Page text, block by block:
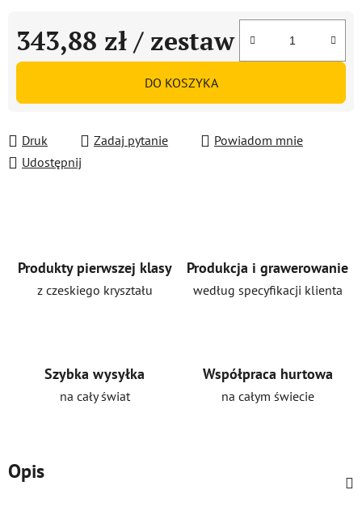
343,88 zł / zestaw
Cena jednostkowa:
DO KOSZYKA
Druk Zadaj pytanie
Powiadom mnie
Udostępnij
Produkty pierwszej klasy
z czeskiego kryształu
Produkcja i grawerowanie
według specyfikacji klienta
Szybka wysyłka
na cały świat
Współpraca hurtowa
na całym świecie
Opis